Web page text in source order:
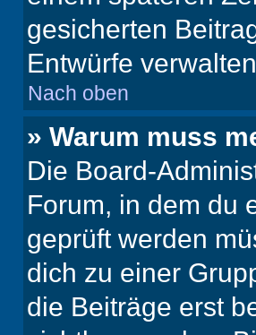
gesicherten
Entwürfe
Nach oben
» Warum muss
Die Board-
Forum, in dem du
geprüft werden
dich zu einer
die Beiträge erst